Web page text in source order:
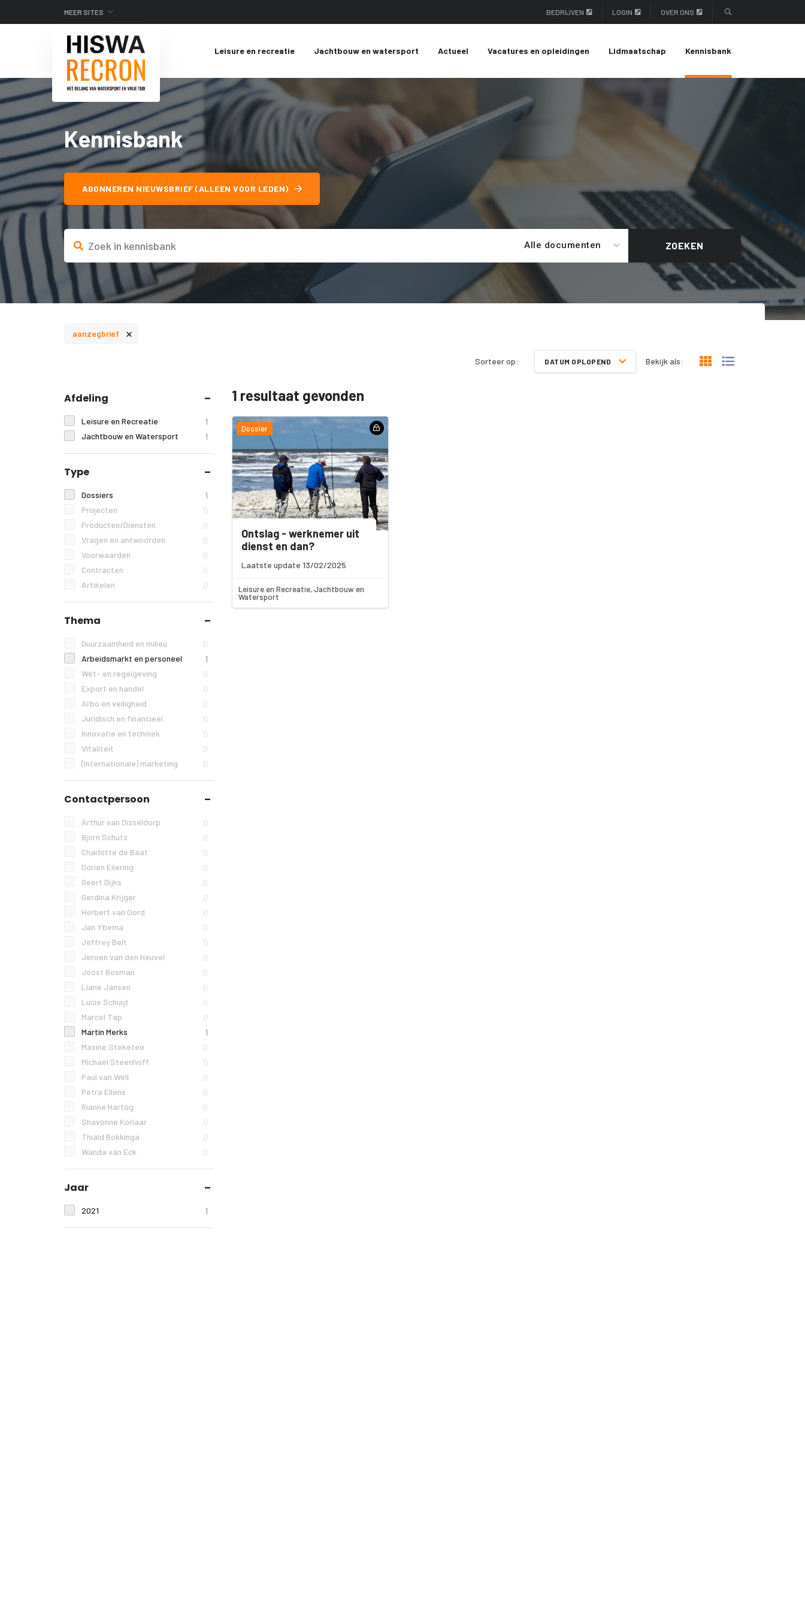
MEER SITES BEDRIJVEN LOGIN OVER ONS
Leisure en recreatie Jachtbouw en watersport Actueel Vacatures en opleidingen Lidmaatschap Kennisbank
Kennisbank
ABONNEREN NIEUWSBRIEF (ALLEEN VOOR LEDEN)
Alle documenten ZOEKEN
aanzegbrief ×
Sorteer op: DATUM OPLOPEND Bekijk als:
Afdeling
Leisure en Recreatie 1
Jachtbouw en Watersport 1
Type
Dossiers 1
Projecten 0
Producten/Diensten 0
Vragen en antwoorden 0
Voorwaarden 0
Contracten 0
Artikelen 0
Thema
Duurzaamheid en milieu 0
Arbeidsmarkt en personeel 1
Wet- en regelgeving 0
Export en handel 0
Arbo en veiligheid 0
Juridisch en financieel 0
Innovatie en techniek 0
Vitaliteit 0
(Internationale) marketing 0
Contactpersoon
Arthur van Disseldorp 0
Björn Schutz 0
Charlotte de Baat 0
Dorien Eilering 0
Geert Dijks 0
Gerdina Krijger 0
Herbert van Oord 0
Jan Ybema 0
Jeffrey Belt 0
Jeroen van den Heuvel 0
Joost Bosman 0
Liane Jansen 0
Lucie Schuijt 0
Marcel Tap 0
Martin Merks 1
Maxine Steketee 0
Michaël Steenhoff 0
Paul van Well 0
Petra Ellens 0
Rianne Hartog 0
Shavonne Korlaar 0
Thiald Bokkinga 0
Wanda van Eck 0
Jaar
2021 1
1 resultaat gevonden
Dossier
Ontslag - werknemer uit
dienst en dan?
Laatste update 13/02/2025
Leisure en Recreatie, Jachtbouw en
Watersport